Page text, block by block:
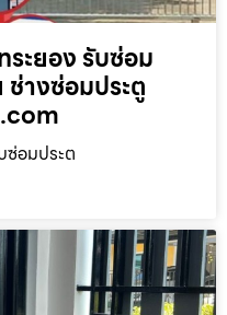
ระยอง รับซ่อม
ช่างซ่อมประตู
ซ่อมประต